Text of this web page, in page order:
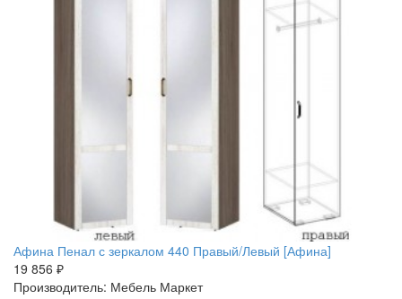
Афина Пенал с зеркалом 440 Правый/Левый [Афина]
19 856 ₽
Производитель: Мебель Маркет